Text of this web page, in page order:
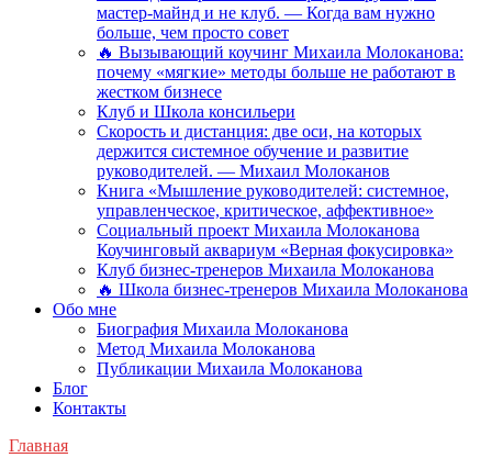
мастер-майнд и не клуб. — Когда вам нужно
больше, чем просто совет
🔥 Вызывающий коучинг Михаила Молоканова:
почему «мягкие» методы больше не работают в
жестком бизнесе
Клуб и Школа консильери
Скорость и дистанция: две оси, на которых
держится системное обучение и развитие
руководителей. — Михаил Молоканов
Книга «Мышление руководителей: системное,
управленческое, критическое, аффективное»
Социальный проект Михаила Молоканова
Коучинговый аквариум «Верная фокусировка»
Клуб бизнес-тренеров Михаила Молоканова
🔥 Школа бизнес-тренеров Михаила Молоканова
Обо мне
Биография Михаила Молоканова
Метод Михаила Молоканова
Публикации Михаила Молоканова
Блог
Контакты
Главная